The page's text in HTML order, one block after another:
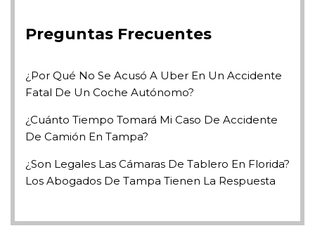
Preguntas Frecuentes
¿Por Qué No Se Acusó A Uber En Un Accidente
Fatal De Un Coche Autónomo?
¿Cuánto Tiempo Tomará Mi Caso De Accidente
De Camión En Tampa?
¿Son Legales Las Cámaras De Tablero En Florida?
Los Abogados De Tampa Tienen La Respuesta